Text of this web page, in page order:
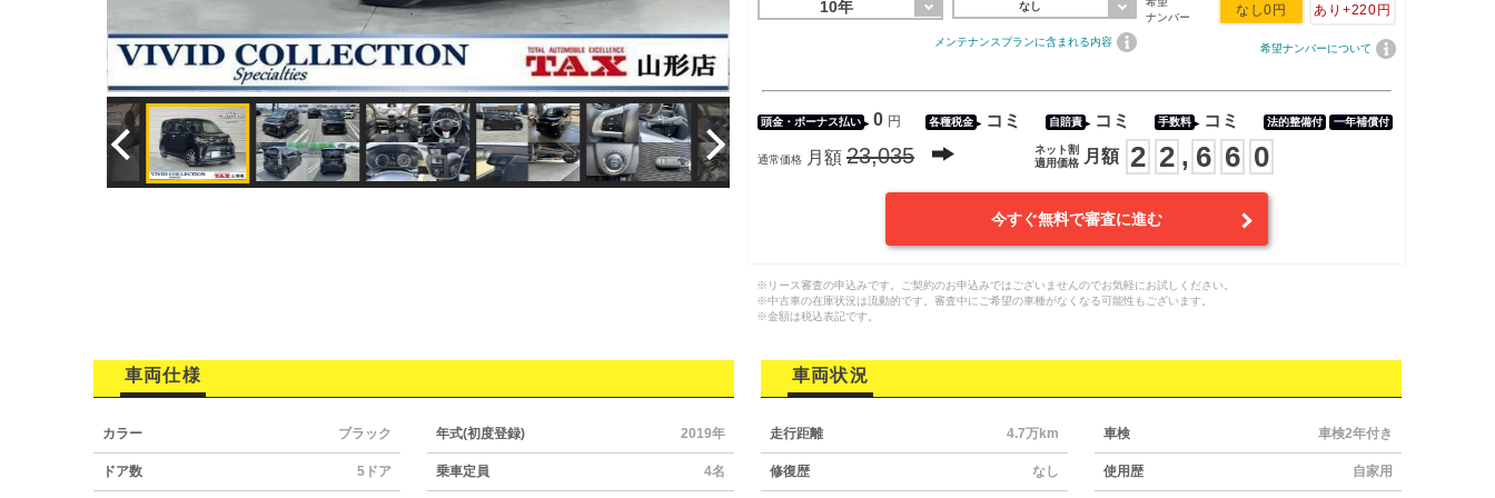
10年 なし
メンテナンスプランに含まれる内容
ナンバー
なし0円 あり +220円
希望ナンバーについて
頭金・ボーナス払い 0 円 各種税金 コミ 自賠責 コミ 手数料 コミ 法的整備付 一年補償付
通常価格 月額 23,035
ネット割
適用価格
月額 2 2 , 6 6 0
今すぐ無料で審査に進む
※リース審査の申込みです。ご契約のお申込みではございませんのでお気軽にお試しください。
※中古車の在庫状況は流動的です。審査中にご希望の車種がなくなる可能性もございます。
※金額は税込表記です。
車両仕様
カラー ブラック 年式(初度登録) 2019年
ドア数 5ドア 乗車定員 4名
車両状況
走行距離 4.7万km 車検 車検2年付き
修復歴 なし 使用歴 自家用